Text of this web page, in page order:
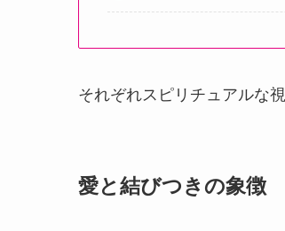
それぞれスピリチュアルな
愛と結びつきの象徴